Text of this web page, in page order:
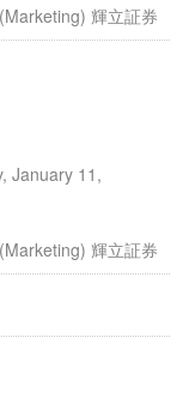
輝立証券
January 11,
輝立証券